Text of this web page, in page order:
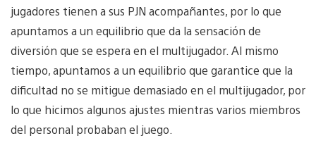
jugadores tienen a sus PJN acompañantes, por lo que
apuntamos a un equilibrio que da la sensación de
diversión que se espera en el multijugador. Al mismo
tiempo, apuntamos a un equilibrio que garantice que la
dificultad no se mitigue demasiado en el multijugador, por
lo que hicimos algunos ajustes mientras varios miembros
del personal probaban el juego.